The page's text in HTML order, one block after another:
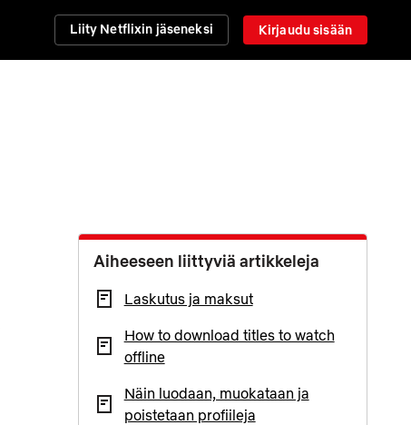
Liity Netflixin jäseneksi Kirjaudu sisään
Aiheeseen liittyviä artikkeleja
Laskutus ja maksut
How to download titles to watch
offline
Näin luodaan, muokataan ja
poistetaan profiileja